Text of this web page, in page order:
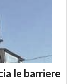
le barriere